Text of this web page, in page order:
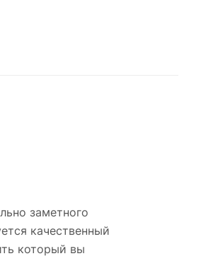
заметного
качественный
который вы